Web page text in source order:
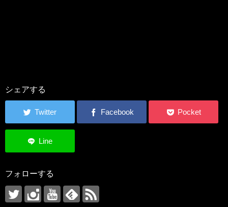
シェアする
フォローする